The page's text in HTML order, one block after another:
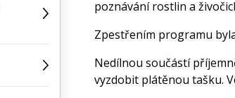
poznávání rostlin a
Zpestřením programu
Nedílnou součástí
vyzdobit plátěnou tašku.